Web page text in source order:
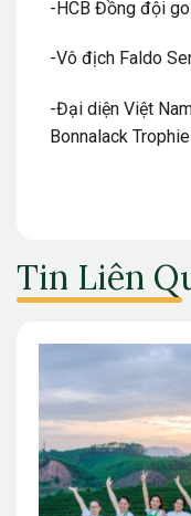
-HCB Đồng đội
-Vô địch Faldo
-Đại diện Việt
Bonnalack
Tin Liên